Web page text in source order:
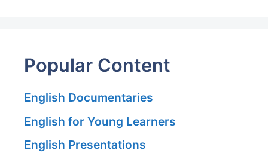
Popular Content
English Documentaries
English for Young Learners
English Presentations